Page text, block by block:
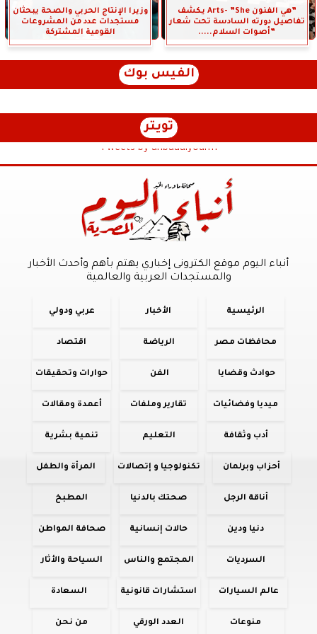
”هي الفنون Arts- ”She يكشف
تفاصيل دورته السادسة تحت شعار
”أصوات السلام.....
وزيرا الإنتاج الحربي والصحة يبحثان
مستجدات عدد من المشروعات
القومية المشتركة
الفيس بوك
تويتر
Tweets by anbaaalyoum1
أنباء اليوم موقع الكترونى إخباري يهتم بأهم وأحدث الأخبار
والمستجدات العربية والعالمية
الرئيسية الأخبار عربي ودولي
محافظات مصر الرياضة اقتصاد
حوادث وقضايا الفن حوارات وتحقيقات
ميديا وفضائيات تقارير وملفات أعمدة ومقالات
أدب وثقافة التعليم تنمية بشرية
أحزاب وبرلمان تكنولوجيا و إتصالات المرأة والطفل
أناقة الرجل صحتك بالدنيا المطبخ
دنيا ودين حالات إنسانية صحافة المواطن
السرديات المجتمع والناس السياحة والأثار
عالم السيارات استشارات قانونية السعادة
منوعات العدد الورقي من نحن